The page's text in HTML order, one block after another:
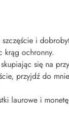
i
krąg ochronny.
się na
przyjdź do
laurowe i